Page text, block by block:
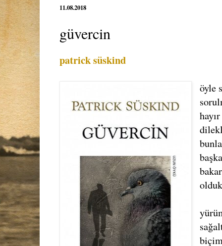
11.08.2018
güvercin
patrick süskind
öyle